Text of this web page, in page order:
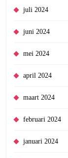
juli 2024
juni 2024
mei 2024
april 2024
maart 2024
februari 2024
januari 2024